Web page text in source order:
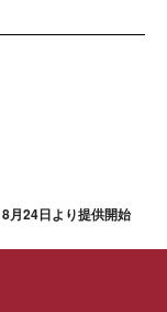
月24日より提供開始